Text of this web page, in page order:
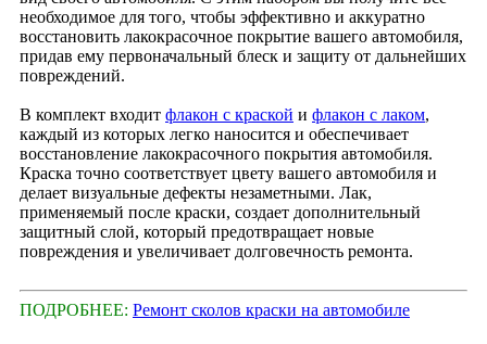
необходимое для того, чтобы эффективно и аккуратно
восстановить лакокрасочное покрытие вашего автомобиля,
придав ему первоначальный блеск и защиту от дальнейших
повреждений.
В комплект входит флакон с краской и флакон с лаком,
каждый из которых легко наносится и обеспечивает
восстановление лакокрасочного покрытия автомобиля.
Краска точно соответствует цвету вашего автомобиля и
делает визуальные дефекты незаметными. Лак,
применяемый после краски, создает дополнительный
защитный слой, который предотвращает новые
повреждения и увеличивает долговечность ремонта.
ПОДРОБНЕЕ: Ремонт сколов краски на автомобиле